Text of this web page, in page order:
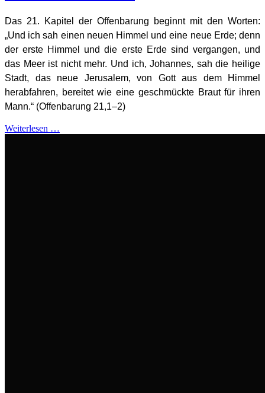
Das 21. Kapitel der Offenbarung beginnt mit den Worten:
„Und ich sah einen neuen Himmel und eine neue Erde; denn
der erste Himmel und die erste Erde sind vergangen, und
das Meer ist nicht mehr. Und ich, Johannes, sah die heilige
Stadt, das neue Jerusalem, von Gott aus dem Himmel
herabfahren, bereitet wie eine geschmückte Braut für ihren
Mann.“ (Offenbarung 21,1–2)
Weiterlesen …